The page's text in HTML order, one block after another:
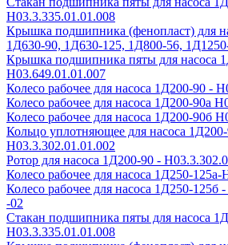
Н03.3.335.01.01.008
Крышка подшипника (фенопласт) для
1Д630-90, 1Д630-125, 1Д800-56,
Крышка подшипника пяты для насоса
Н03.649.01.01.007
Колесо рабочее для насоса 1Д200-90 -
Колесо рабочее для насоса 1Д200-90а
Колесо рабочее для насоса 1Д200-90б
Кольцо уплотняющее для насоса
Н03.3.302.01.01.002
Ротор для насоса 1Д200-90 -
Колесо рабочее для насоса 1Д250-
Колесо рабочее для насоса 1Д250-125б
-02
Стакан подшипника пяты для насоса
Н03.3.335.01.01.008